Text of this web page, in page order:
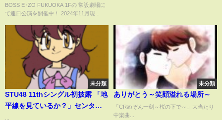
BOSS E･ZO FUKUOKA 1Fの 常設劇場に
て連日公演を開催中！ 2024年11月現...
未分類
STU48 11thシングル初披露 「地
平線を見ているか？」センター 3
未分類
ありがとう～笑顔溢れる場所～
「CRめぞん一刻～桜の下で～」大当たり
中楽曲...